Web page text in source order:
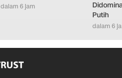
dalam 6 jam
Putih
dalam 6